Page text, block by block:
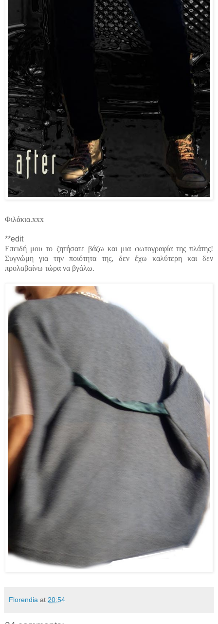
Φιλάκια.xxx
**edit
Επειδή μου το ζητήσατε βάζω και μια φωτογραφία της πλάτης!
Συγνώμη για την ποιότητα της, δεν έχω καλύτερη και δεν
προλαβαίνω τώρα να βγάλω.
Florendia at 20:54